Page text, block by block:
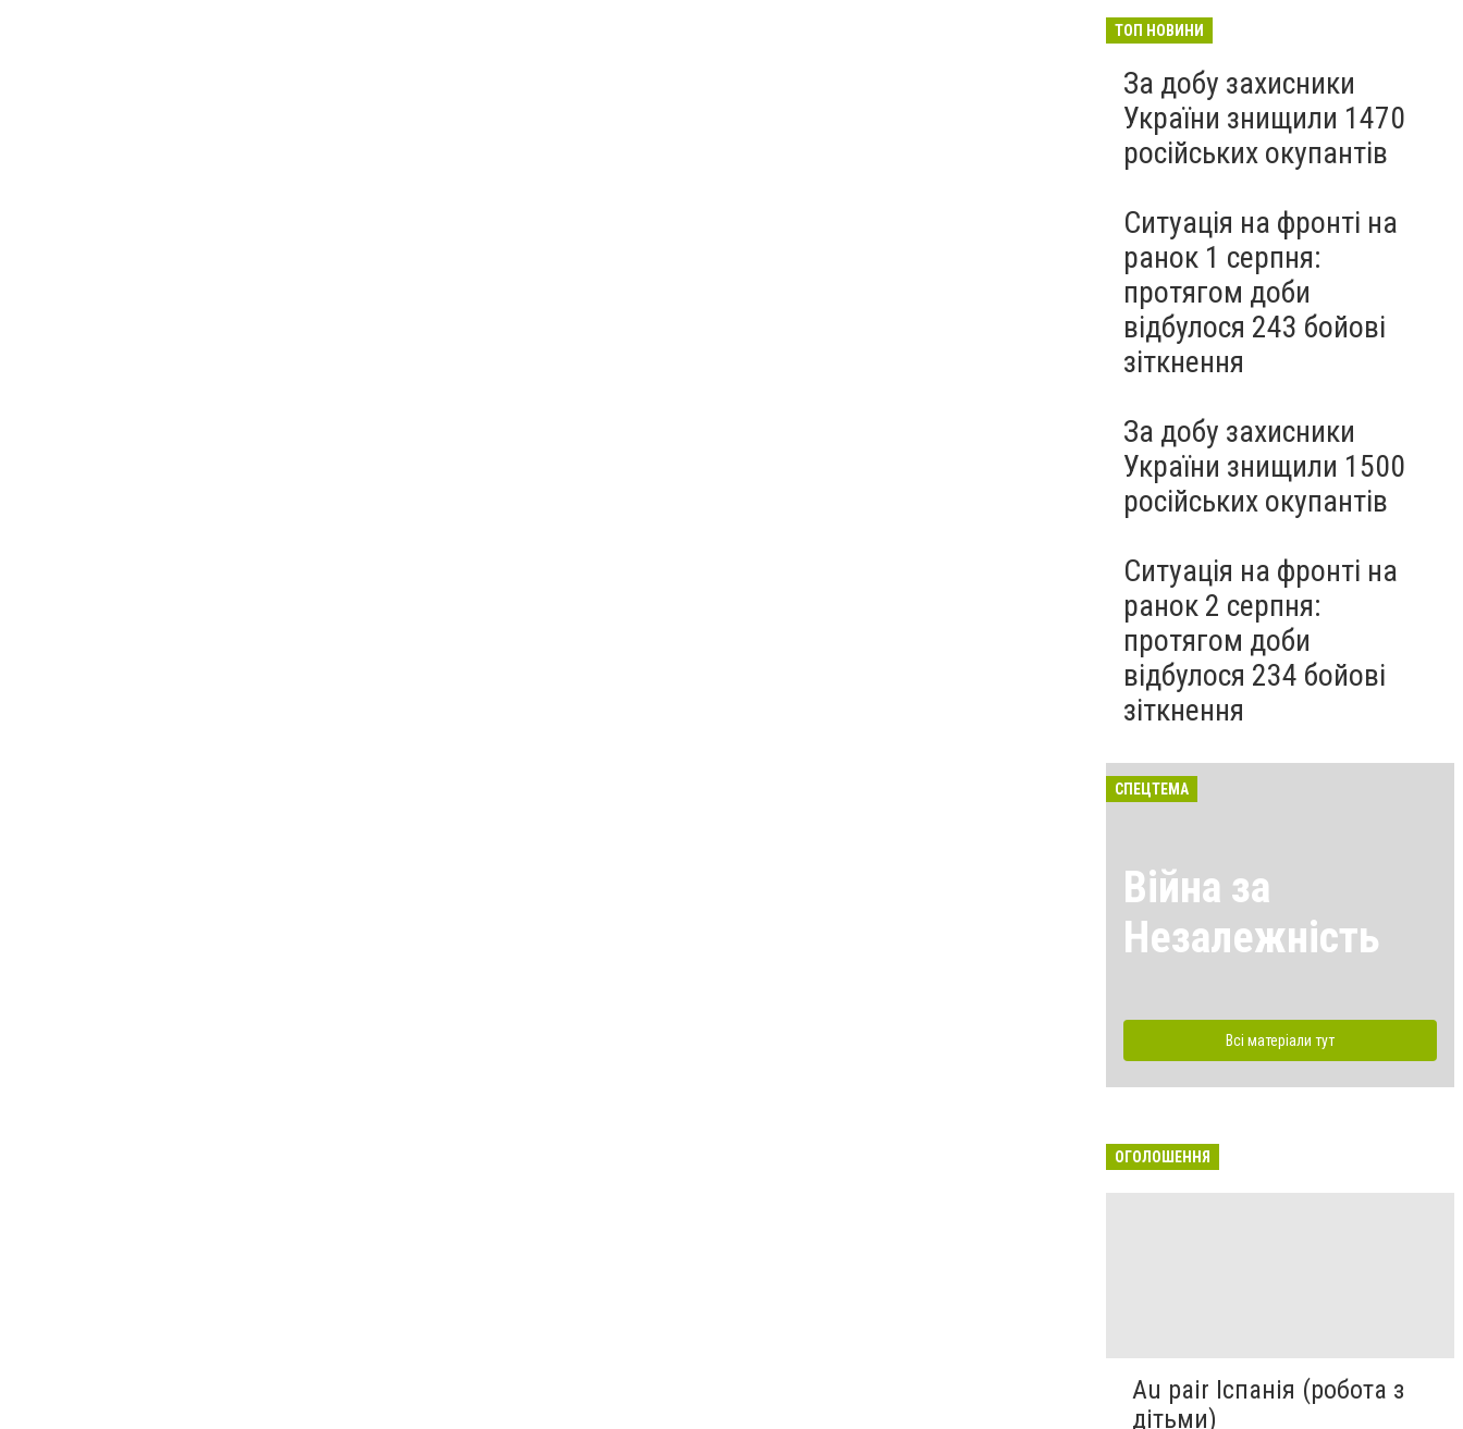
ТОП НОВИНИ
За добу захисники
України знищили 1470
російських окупантів
Ситуація на фронті на
ранок 1 серпня:
протягом доби
відбулося 243 бойові
зіткнення
За добу захисники
України знищили 1500
російських окупантів
Ситуація на фронті на
ранок 2 серпня:
протягом доби
відбулося 234 бойові
зіткнення
СПЕЦТЕМА
Війна за
Незалежність
Всі матеріали тут
ОГОЛОШЕННЯ
Au pair Іспанія (робота з
дітьми)